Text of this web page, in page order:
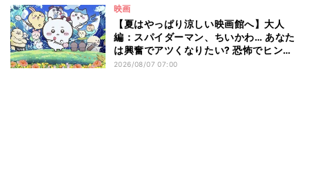
映画
【夏はやっぱり涼しい映画館へ】大人
編：スパイダーマン、ちいかわ… あなた
は興奮でアツくなりたい? 恐怖でヒンヤ
リしたい? - 編集部が注目する最新映画5
2026/08/07 07:00